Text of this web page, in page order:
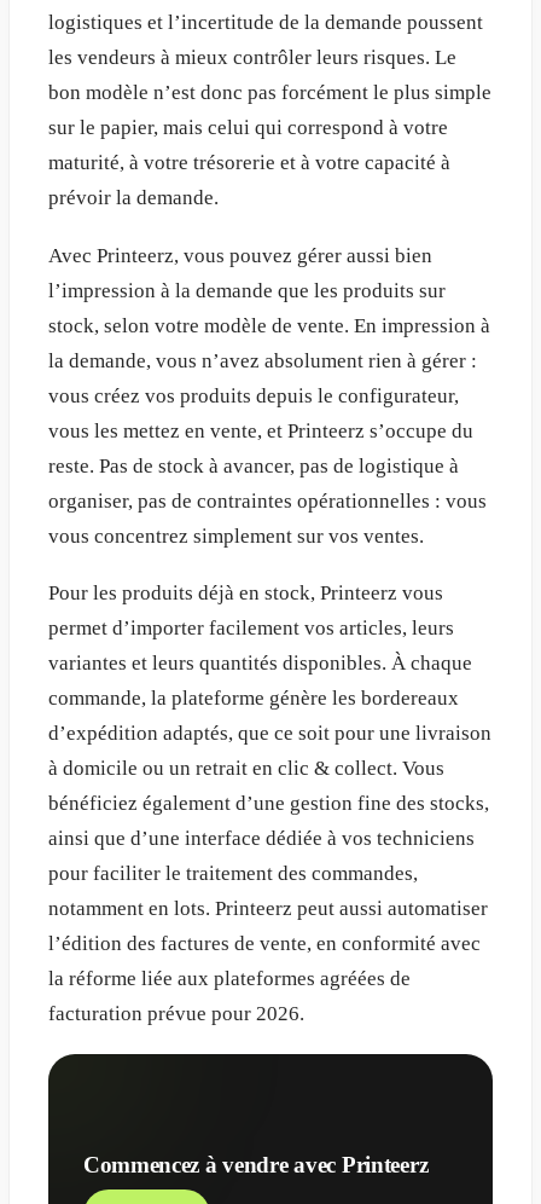
logistiques et l’incertitude de la demande poussent
les vendeurs à mieux contrôler leurs risques. Le
bon modèle n’est donc pas forcément le plus simple
sur le papier, mais celui qui correspond à votre
maturité, à votre trésorerie et à votre capacité à
prévoir la demande.
Avec Printeerz, vous pouvez gérer aussi bien
l’impression à la demande que les produits sur
stock, selon votre modèle de vente. En impression à
la demande, vous n’avez absolument rien à gérer :
vous créez vos produits depuis le configurateur,
vous les mettez en vente, et Printeerz s’occupe du
reste. Pas de stock à avancer, pas de logistique à
organiser, pas de contraintes opérationnelles : vous
vous concentrez simplement sur vos ventes.
Pour les produits déjà en stock, Printeerz vous
permet d’importer facilement vos articles, leurs
variantes et leurs quantités disponibles. À chaque
commande, la plateforme génère les bordereaux
d’expédition adaptés, que ce soit pour une livraison
à domicile ou un retrait en clic & collect. Vous
bénéficiez également d’une gestion fine des stocks,
ainsi que d’une interface dédiée à vos techniciens
pour faciliter le traitement des commandes,
notamment en lots. Printeerz peut aussi automatiser
l’édition des factures de vente, en conformité avec
la réforme liée aux plateformes agréées de
facturation prévue pour 2026.
Commencez à vendre avec Printeerz